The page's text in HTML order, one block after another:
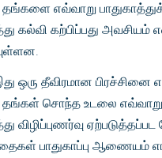
எவ்வாறு
கல்வி கற்பிப்பது அவசியம்
ஒரு தீவிரமான பிரச்சினை
சொந்த உடலை எவ்வாறு
விழிப்புணர்வு
பாதுகாப்பு ஆணையம்